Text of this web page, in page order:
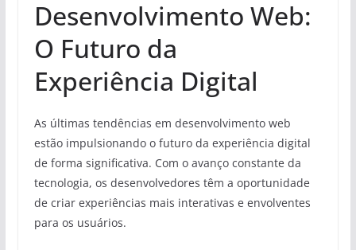
Desenvolvimento Web:
O Futuro da
Experiência Digital
As últimas tendências em desenvolvimento web
estão impulsionando o futuro da experiência digital
de forma significativa. Com o avanço constante da
tecnologia, os desenvolvedores têm a oportunidade
de criar experiências mais interativas e envolventes
para os usuários.